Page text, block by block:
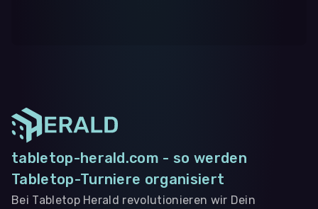
tabletop-herald.com - so werden
Tabletop-Turniere organisiert
Bei Tabletop Herald revolutionieren wir Dein